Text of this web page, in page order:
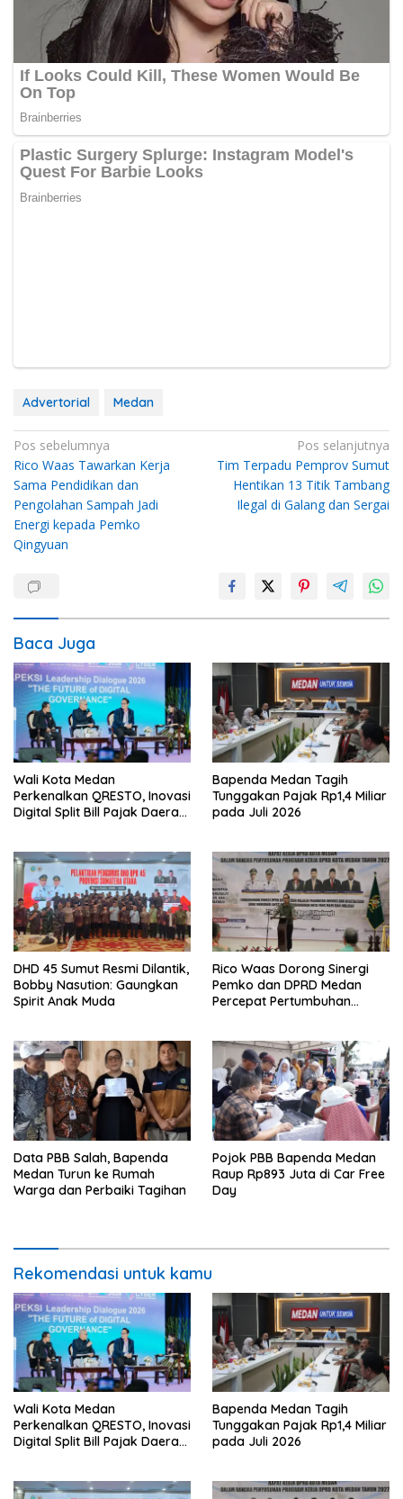
Advertorial Medan
Navigasi
pos
Pos sebelumnya
Rico Waas Tawarkan Kerja
Sama Pendidikan dan
Pengolahan Sampah Jadi
Energi kepada Pemko
Qingyuan
Pos selanjutnya
Tim Terpadu Pemprov Sumut
Hentikan 13 Titik Tambang
Ilegal di Galang dan Sergai
Baca Juga
Wali Kota Medan
Perkenalkan QRESTO, Inovasi
Digital Split Bill Pajak Daerah
2026
Bapenda Medan Tagih
Tunggakan Pajak Rp1,4 Miliar
pada Juli 2026
DHD 45 Sumut Resmi Dilantik,
Bobby Nasution: Gaungkan
Spirit Anak Muda
Rico Waas Dorong Sinergi
Pemko dan DPRD Medan
Percepat Pertumbuhan
Data PBB Salah, Bapenda
Medan Turun ke Rumah
Warga dan Perbaiki Tagihan
Pojok PBB Bapenda Medan
Raup Rp893 Juta di Car Free
Day
Rekomendasi untuk kamu
Wali Kota Medan
Perkenalkan QRESTO, Inovasi
Digital Split Bill Pajak Daerah
2026
Bapenda Medan Tagih
Tunggakan Pajak Rp1,4 Miliar
pada Juli 2026